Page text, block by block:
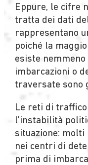
Eppure, le cifre
tratta dei dati
rappresentano
poiché la
esiste
imbarcazioni o
traversate sono
Le reti di
l’instabilità
situazione:
nei centri di
prima di